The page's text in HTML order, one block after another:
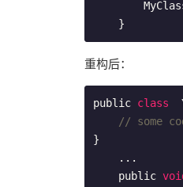
    }
重构后：
public class
// some
}
    public